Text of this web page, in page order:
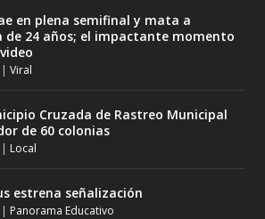
en plena semifinal y mata a
24 años; el impactante momento
|Viral
Cruzada de Rastreo Municipal
de 60 colonias
| Local
estrena señalización
| Panorama Educativo